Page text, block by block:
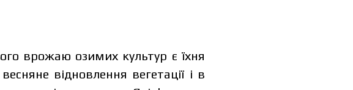
врожаю озимих культур є їхня
відновлення вегетації і в